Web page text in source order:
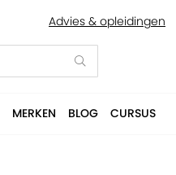
Advies & opleidingen
MERKEN BLOG CURSUS